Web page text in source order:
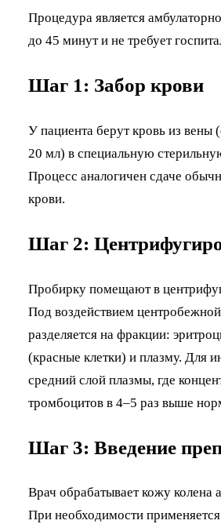
Процедура является
до 45 минут и не требует
Шаг 1: Забор крови
У пациента берут кровь из вены
20 мл) в специальную
Процесс аналогичен сдаче
крови.
Шаг 2:
Пробирку помещают в
Под воздействием
разделяется на фракции:
(красные клетки) и плазму. Для
средний слой плазмы, где
тромбоцитов в 4–5 раз выше
Шаг 3: Введение
Врач обрабатывает кожу колена
При необходимости